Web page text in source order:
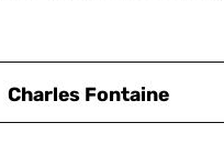
Charles Fontaine